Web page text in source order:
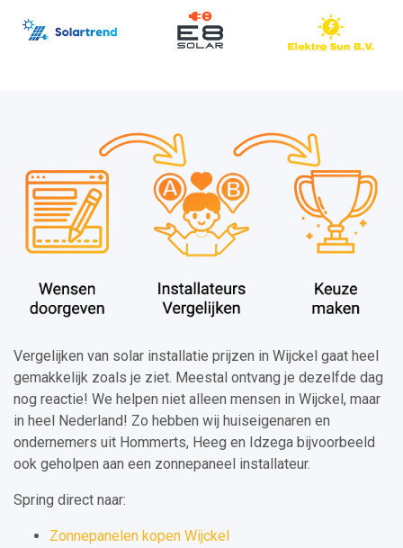
Vergelijken van solar installatie prijzen in Wijckel gaat heel
gemakkelijk zoals je ziet. Meestal ontvang je dezelfde dag
nog reactie! We helpen niet alleen mensen in Wijckel, maar
in heel Nederland! Zo hebben wij huiseigenaren en
ondernemers uit Hommerts, Heeg en Idzega bijvoorbeeld
ook geholpen aan een zonnepaneel installateur.
Spring direct naar:
Zonnepanelen kopen Wijckel